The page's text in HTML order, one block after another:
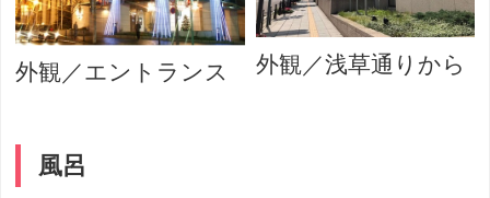
外観／エントランス 外観／浅草通りから
風呂